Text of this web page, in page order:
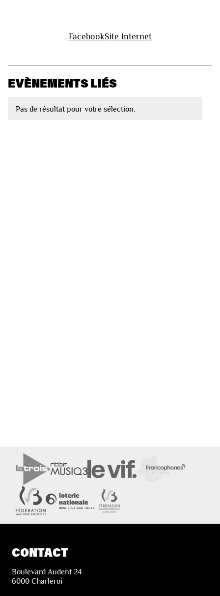
FacebookSite Internet
EVÈNEMENTS LIÉS
Pas de résultat pour votre sélection.
CONTACT
Boulevard Audent 24
6000 Charleroi